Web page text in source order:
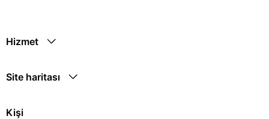
Hizmet
Site haritası
Kişi